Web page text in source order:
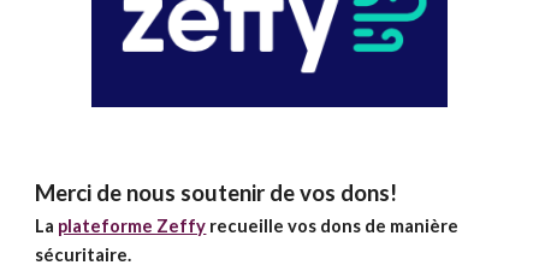
Merci de nous soutenir de vos dons!
La plateforme Zeffy recueille vos dons de manière
sécuritaire.